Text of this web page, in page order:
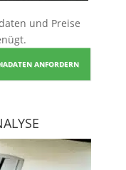
und Preise
ANFORDERN